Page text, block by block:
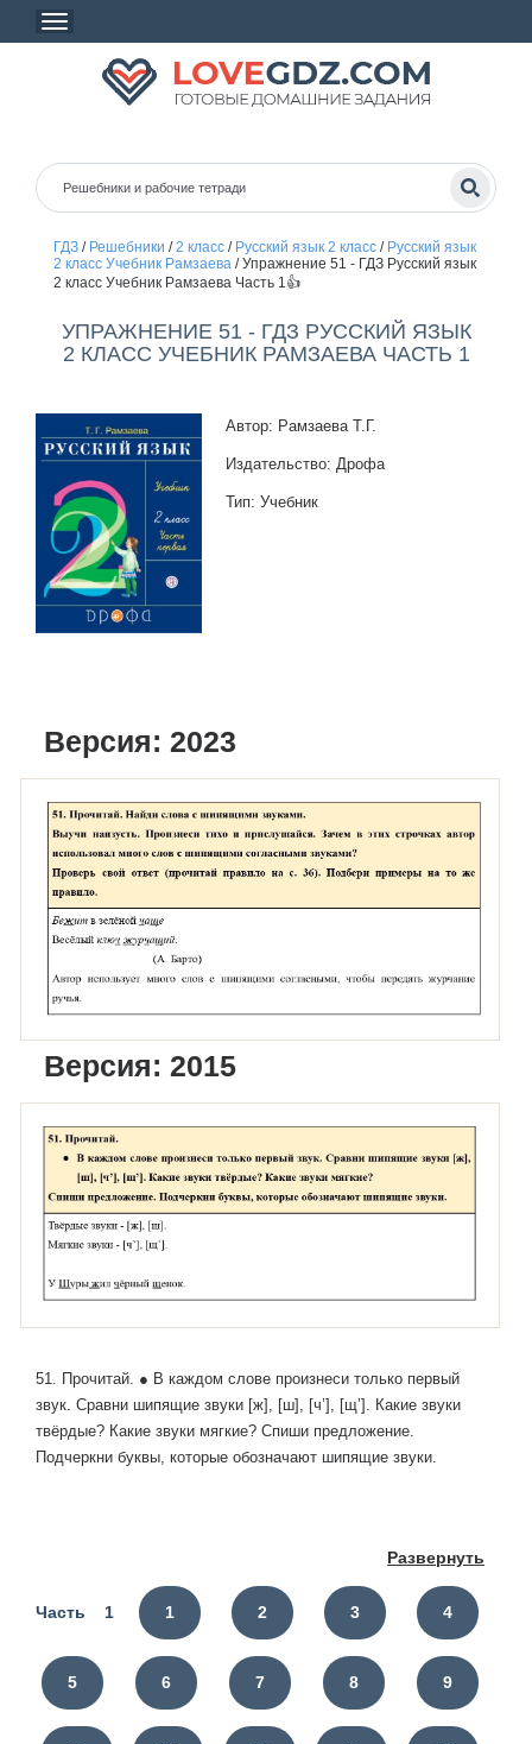
ГДЗ/ Решебники /2 класс/ Русский язык 2 класс/ Русский язык
2 класс Учебник Рамзаева/Упражнение 51 - ГДЗ Русский язык
2 класс Учебник Рамзаева Часть 1👍
УПРАЖНЕНИЕ 51 - ГДЗ РУССКИЙ ЯЗЫК
2 КЛАСС УЧЕБНИК РАМЗАЕВА ЧАСТЬ 1
Автор: Рамзаева Т.Г.
Издательство: Дрофа
Тип: Учебник
Версия: 2023
Версия: 2015
Развернуть
51. Прочитай. ● В каждом слове произнеси только первый
звук. Сравни шипящие звуки [ж], [ш], [ч’], [щ’]. Какие звуки
твёрдые? Какие звуки мягкие? Спиши предложение.
Подчеркни буквы, которые обозначают шипящие звуки.
Часть 1 1 2 3 4
5 6 7 8 9